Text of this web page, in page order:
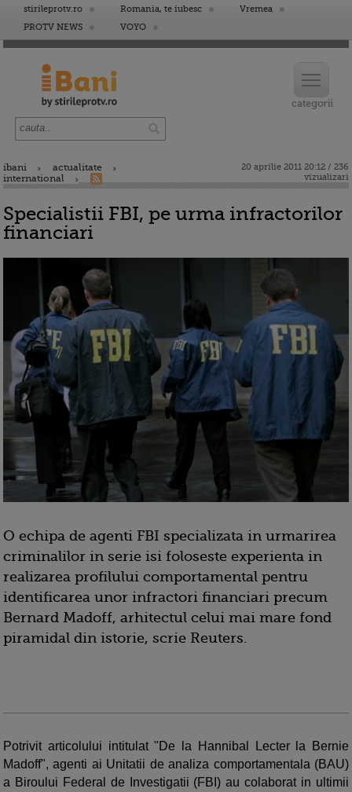
stirileprotv.ro Romania, te iubesc
Vremea
PROTV NEWS
VOYO
ibani
actualitate
international
20 aprilie 2011 20:12 / 236
vizualizari
Specialistii FBI, pe urma infractorilor
financiari
O echipa de agenti FBI specializata in urmarirea
criminalilor in serie isi foloseste experienta in
realizarea profilului comportamental pentru
identificarea unor infractori financiari precum
Bernard Madoff, arhitectul celui mai mare fond
piramidal din istorie, scrie Reuters.
Potrivit articolului intitulat "De la Hannibal Lecter la Bernie
Madoff", agenti ai Unitatii de analiza comportamentala (BAU)
a Biroului Federal de Investigatii (FBI) au colaborat in ultimii